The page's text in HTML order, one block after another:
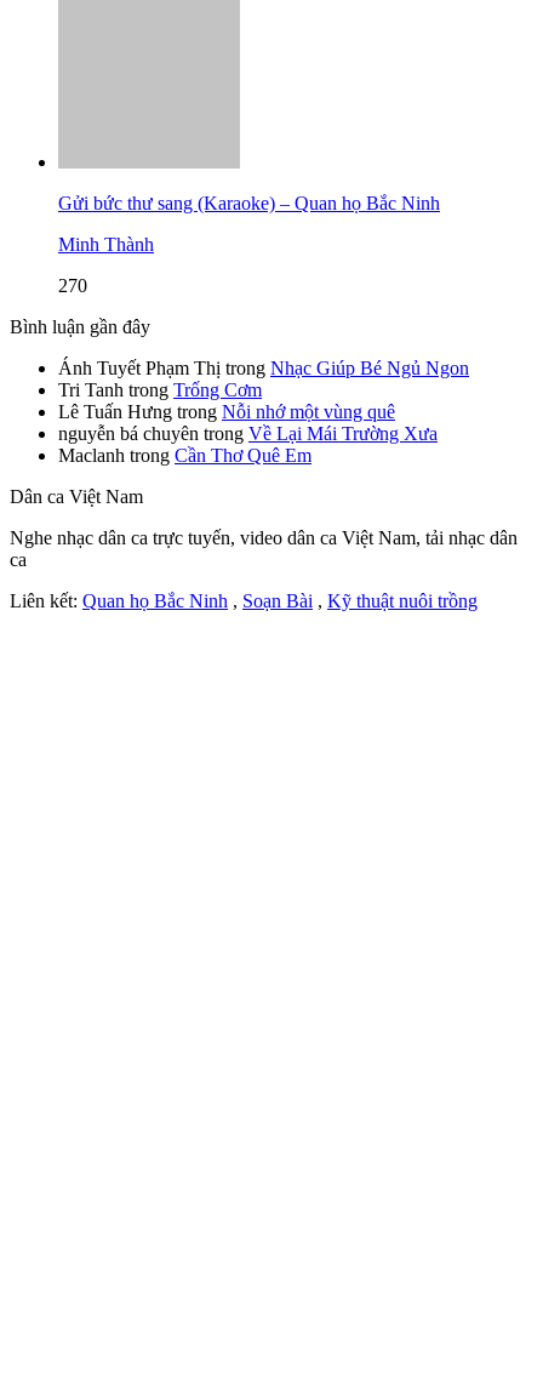
Gửi bức thư sang (Karaoke) – Quan họ Bắc Ninh
Minh Thành
270
Bình luận gần đây
Ánh Tuyết Phạm Thị trong Nhạc Giúp Bé Ngủ Ngon
Tri Tanh trong Trống Cơm
Lê Tuấn Hưng trong Nỗi nhớ một vùng quê
nguyễn bá chuyên trong Về Lại Mái Trường Xưa
Maclanh trong Cần Thơ Quê Em
Dân ca Việt Nam
Nghe nhạc dân ca trực tuyến, video dân ca Việt Nam, tải nhạc dân
ca
Liên kết: Quan họ Bắc Ninh , Soạn Bài , Kỹ thuật nuôi trồng